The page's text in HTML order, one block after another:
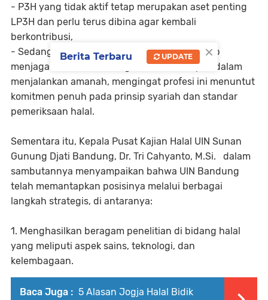
- P3H yang tidak aktif tetap merupakan aset penting
LP3H dan perlu terus dibina agar kembali
berkontribusi,
- Sedangkan P3H yang sedang bertugas wajib
menjaga konsistensi, integritas, serta disiplin dalam
menjalankan amanah, mengingat profesi ini menuntut
komitmen penuh pada prinsip syariah dan standar
pemeriksaan halal.
Sementara itu, Kepala Pusat Kajian Halal UIN Sunan
Gunung Djati Bandung, Dr. Tri Cahyanto, M.Si. dalam
sambutannya menyampaikan bahwa UIN Bandung
telah memantapkan posisinya melalui berbagai
langkah strategis, di antaranya:
1. Menghasilkan beragam penelitian di bidang halal
yang meliputi aspek sains, teknologi, dan
kelembagaan.
Baca Juga : 5 Alasan Jogja Halal Bidik
×
Berita Terbaru UPDATE